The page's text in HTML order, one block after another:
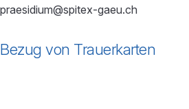
praesidium@spitex-gaeu.ch
Bezug von Trauerkarten